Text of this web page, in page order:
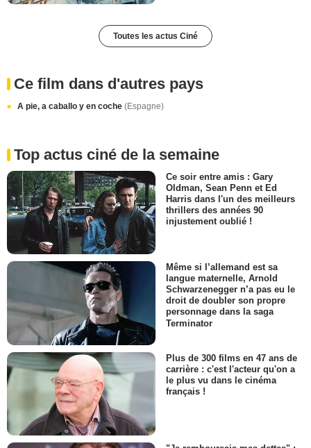
Toutes les actus Ciné
Ce film dans d'autres pays
A pie, a caballo y en coche (Espagne)
Top actus ciné de la semaine
Ce soir entre amis : Gary
Oldman, Sean Penn et Ed
Harris dans l'un des meilleurs
thrillers des années 90
injustement oublié !
Même si l’allemand est sa
langue maternelle, Arnold
Schwarzenegger n’a pas eu le
droit de doubler son propre
personnage dans la saga
Terminator
Plus de 300 films en 47 ans de
carrière : c'est l'acteur qu'on a
le plus vu dans le cinéma
français !